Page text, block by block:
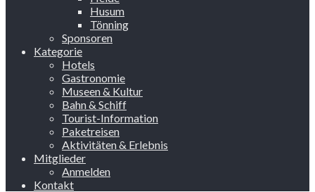
Husum
Tönning
Sponsoren
Kategorie
Hotels
Gastronomie
Museen & Kultur
Bahn & Schiff
Tourist-Information
Paketreisen
Aktivitäten & Erlebnis
Mitglieder
Anmelden
Kontakt